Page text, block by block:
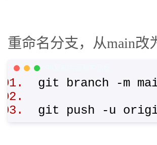
重命名分支，从main改
C/C++ Code
git branch -m
git push -u